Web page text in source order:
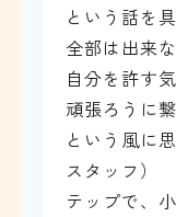
という話を
全部は出来
自分を許す
頑張ろうに
という風に
スタッフ）
テップで、